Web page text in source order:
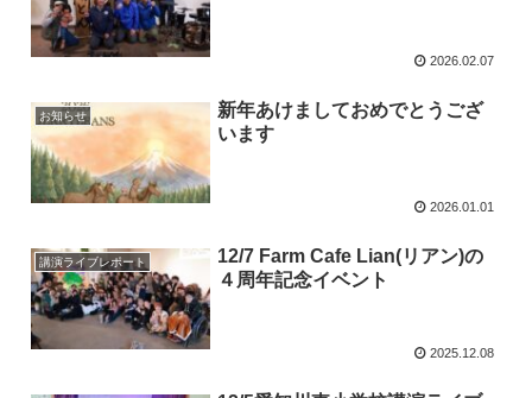
2026.02.07
お知らせ
新年あけましておめでとうござ
います
2026.01.01
講演ライブレポート
12/7 Farm Cafe Lian(リアン)の
４周年記念イベント
2025.12.08